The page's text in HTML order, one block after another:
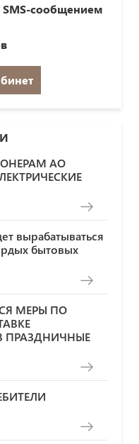
сообщением
АО
вырабатываться
бытовых
МЕРЫ ПО
ПРАЗДНИЧНЫЕ